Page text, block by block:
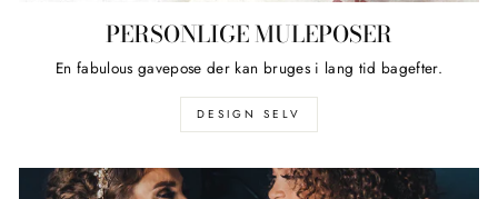
PERSONLIGE MULEPOSER
En fabulous gavepose der kan bruges i lang tid bagefter.
DESIGN SELV